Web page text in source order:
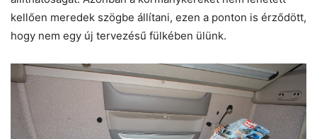
kellően meredek szögbe állítani, ezen a ponton is érződött,
hogy nem egy új tervezésű fülkében ülünk.